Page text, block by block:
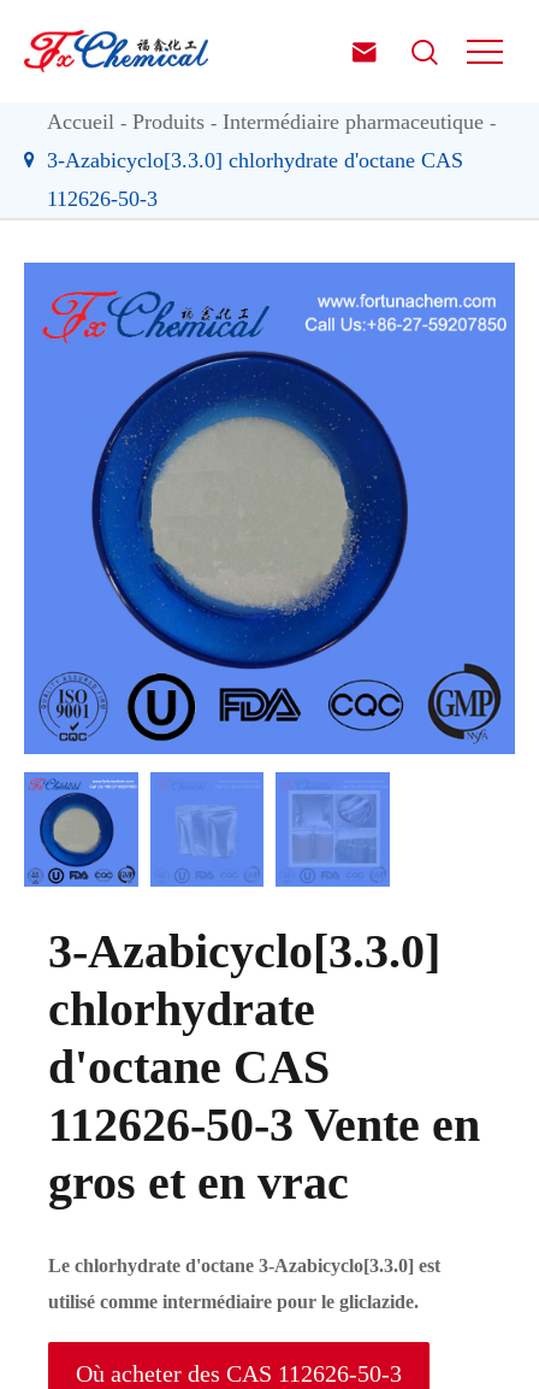
 
Accueil Produits
Intermédiaire pharmaceutique
3-Azabicyclo[3.3.0] chlorhydrate d'octane CAS
112626-50-3
3-Azabicyclo[3.3.0]
chlorhydrate
d'octane CAS
112626-50-3 Vente en
gros et en vrac
Le chlorhydrate d'octane 3-Azabicyclo[3.3.0] est
utilisé comme intermédiaire pour le gliclazide.
Où acheter des CAS 112626-50-3